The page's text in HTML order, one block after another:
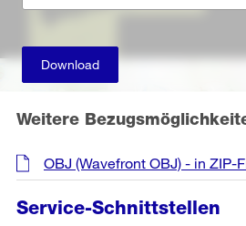
Download
Weitere
OBJ (Wavefront OBJ) - in ZIP-
Service-Schnittstellen